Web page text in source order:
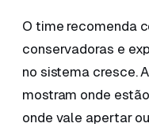
O time recomenda
conservadoras e
no sistema cresce.
mostram onde
onde vale apertar